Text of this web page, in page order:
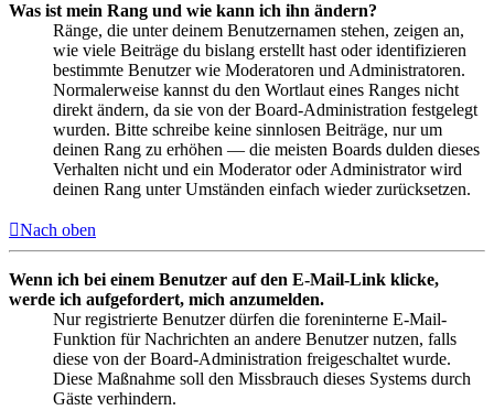
Was ist mein Rang und wie kann ich ihn ändern?
Ränge, die unter deinem Benutzernamen stehen, zeigen an,
wie viele Beiträge du bislang erstellt hast oder identifizieren
bestimmte Benutzer wie Moderatoren und Administratoren.
Normalerweise kannst du den Wortlaut eines Ranges nicht
direkt ändern, da sie von der Board-Administration festgelegt
wurden. Bitte schreibe keine sinnlosen Beiträge, nur um
deinen Rang zu erhöhen — die meisten Boards dulden dieses
Verhalten nicht und ein Moderator oder Administrator wird
deinen Rang unter Umständen einfach wieder zurücksetzen.
Nach oben
Wenn ich bei einem Benutzer auf den E-Mail-Link klicke,
werde ich aufgefordert, mich anzumelden.
Nur registrierte Benutzer dürfen die foreninterne E-Mail-
Funktion für Nachrichten an andere Benutzer nutzen, falls
diese von der Board-Administration freigeschaltet wurde.
Diese Maßnahme soll den Missbrauch dieses Systems durch
Gäste verhindern.